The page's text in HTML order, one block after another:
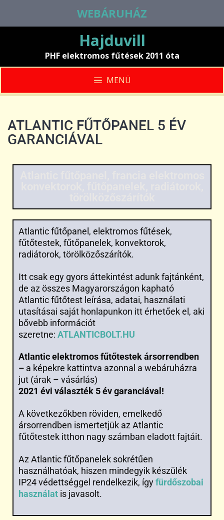
WEBÁRUHÁZ
Hajduvill
PHF elektromos fűtések 2011 óta
MENÜ
ATLANTIC FŰTŐPANEL 5 ÉV
GARANCIÁVAL
Atlantic fűtőpanel, elektromos fűtések,
fűtőtestek, fűtőpanelek, konvektorok,
radiátorok, törölközőszárítók.
Itt csak egy gyors áttekintést adunk fajtánként,
de az összes Magyarországon kapható
Atlantic fűtőtest leírása, adatai, használati
utasításai saját honlapunkon itt érhetőek el, aki
bővebb információt
szeretne: ATLANTICBOLT.HU
Atlantic elektromos fűtőtestek ársorrendben
– a képekre kattintva azonnal a webáruházra
jut (árak – vásárlás)
2021 évi választék 5 év garanciával!
A következőkben röviden, emelkedő
ársorrendben ismertetjük az Atlantic
fűtőtestek itthon nagy számban eladott fajtáit.
Az Atlantic fűtőpanelek sokrétűen
használhatóak, hiszen mindegyik készülék
IP24 védettséggel rendelkezik, ígyfürdőszobai
használat is javasolt.